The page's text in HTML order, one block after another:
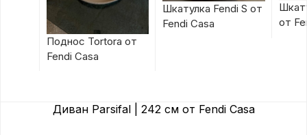
Поднос Tortora от
Fendi Casa
Шкатулка Fendi S от
Fendi Casa
от
Диван Parsifal | 242 см от Fendi Casa